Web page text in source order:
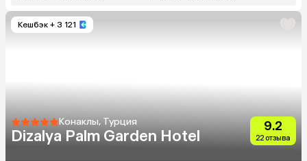
Кешбэк + 3 121
Конаклы, Турция
Dizalya Palm Garden Hotel
9.2
22 отзыва